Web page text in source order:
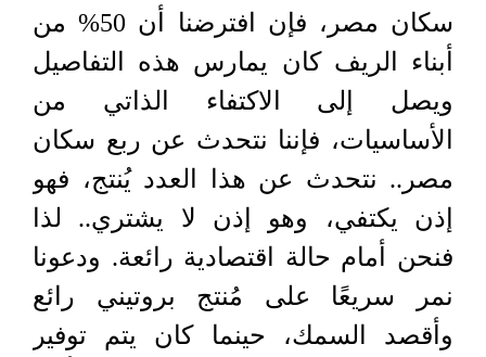
سكان مصر، فإن افترضنا أن 50% من
أبناء الريف كان يمارس هذه التفاصيل
ويصل إلى الاكتفاء الذاتي من
الأساسيات، فإننا نتحدث عن ربع سكان
مصر.. نتحدث عن هذا العدد يُنتج، فهو
إذن يكتفي، وهو إذن لا يشتري.. لذا
فنحن أمام حالة اقتصادية رائعة. ودعونا
نمر سريعًا على مُنتج بروتيني رائع
وأقصد السمك، حينما كان يتم توفير